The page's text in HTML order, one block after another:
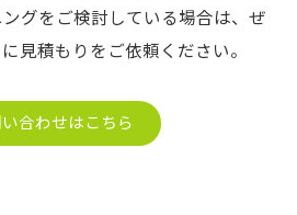
グをご検討している場合は、ぜ
見積もりをご依頼ください。
合わせはこちら